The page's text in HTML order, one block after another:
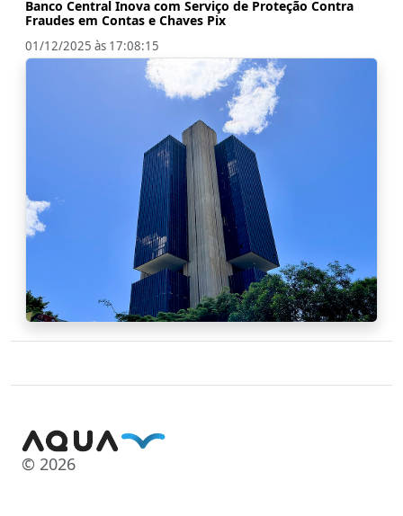
Banco Central Inova com Serviço de Proteção Contra
Fraudes em Contas e Chaves Pix
01/12/2025 às 17:08:15
© 2026